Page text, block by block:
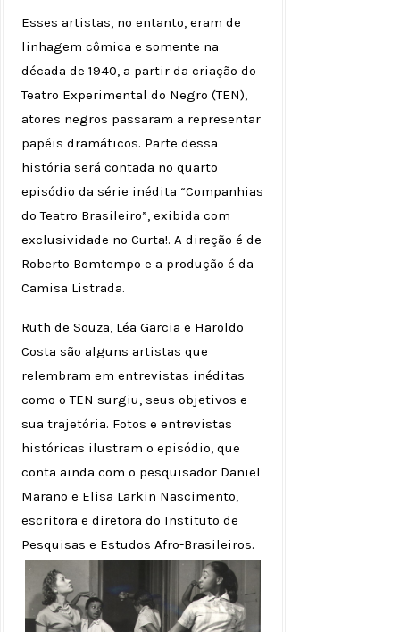
Esses artistas, no entanto, eram de
linhagem cômica e somente na
década de 1940, a partir da criação do
Teatro Experimental do Negro (TEN),
atores negros passaram a representar
papéis dramáticos. Parte dessa
história será contada no quarto
episódio da série inédita “Companhias
do Teatro Brasileiro”, exibida com
exclusividade no Curta!. A direção é de
Roberto Bomtempo e a produção é da
Camisa Listrada.
Ruth de Souza, Léa Garcia e Haroldo
Costa são alguns artistas que
relembram em entrevistas inéditas
como o TEN surgiu, seus objetivos e
sua trajetória. Fotos e entrevistas
históricas ilustram o episódio, que
conta ainda com o pesquisador Daniel
Marano e Elisa Larkin Nascimento,
escritora e diretora do Instituto de
Pesquisas e Estudos Afro-Brasileiros.